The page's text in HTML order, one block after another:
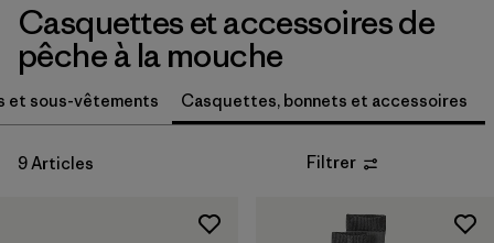
S
Casquettes et accessoires de
pêche à la mouche
et sous-vêtements Casquettes, bonnets et accessoires
9 Articles Filtrer